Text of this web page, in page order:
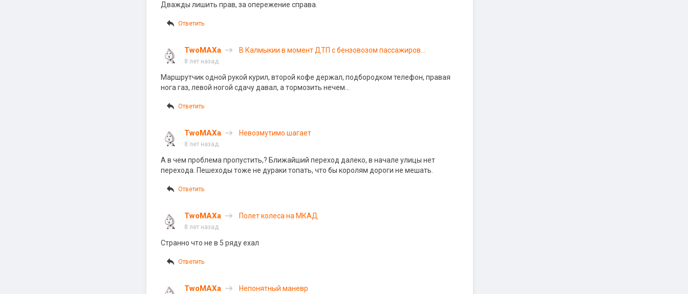
Дважды лишить прав, за опережение справа.
Ответить
TwoMAXa
В Калмыкии в момент ДТП с бензовозом пассажиров
8 лет назад
Маршрутчик одной рукой курил, второй кофе держал, подбородком телефон, правая
нога газ, левой ногой сдачу давал, а тормозить нечем…
Ответить
TwoMAXa Невозмутимо шагает
8 лет назад
А в чем проблема пропустить,? Ближайший переход далеко, в начале улицы нет
перехода. Пешеходы тоже не дураки топать, что бы королям дороги не мешать.
Ответить
TwoMAXa Полет колеса на МКАД
8 лет назад
Странно что не в 5 ряду ехал
Ответить
TwoMAXa Непонятный маневр